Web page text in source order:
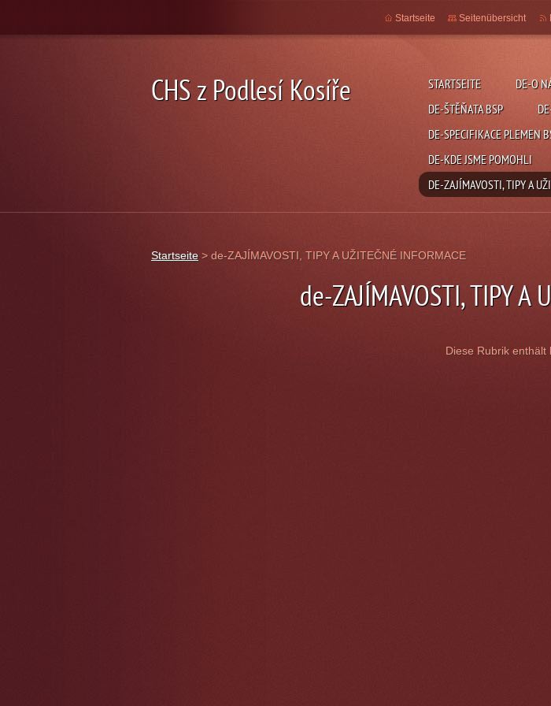
CHS z Podlesí Kosíře STARTSEITE DE-O
DE-ŠTĚŇATA BSP
DE-SPECIFIKACE PLEMEN
DE-KDE JSME POMOHLI
DE-ZAJÍMAVOSTI, TIPY A
Startseite Seitenübersicht
Startseite >de-ZAJÍMAVOSTI, TIPY A UŽITEČNÉ INFORMACE
de-ZAJÍMAVOSTI, TIPY A
Diese Rubrik enthält